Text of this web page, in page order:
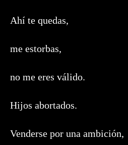
Ahí te quedas,
me estorbas,
no me eres válido.
Hijos abortados.
Venderse por una ambición,